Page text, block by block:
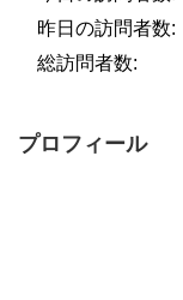
昨日の訪問者数:
総訪問者数:
プロフィール